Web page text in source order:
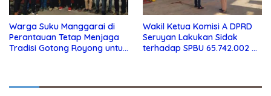
Warga Suku Manggarai di
Perantauan Tetap Menjaga
Tradisi Gotong Royong untuk
Wakil Ketua Komisi A DPRD
Seruyan Lakukan Sidak
terhadap SPBU 65.742.002 di